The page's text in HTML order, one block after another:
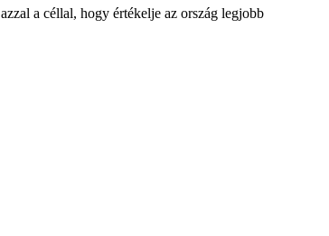
a céllal, hogy értékelje az ország legjobb